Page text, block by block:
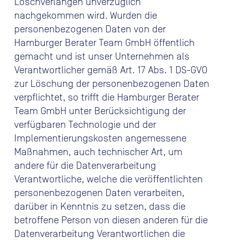
nachgekommen wird. Wurden die
personenbezogenen Daten von der
Hamburger Berater Team GmbH öffentlich
gemacht und ist unser Unternehmen als
Verantwortlicher gemäß Art. 17 Abs. 1 DS-GVO
zur Löschung der personenbezogenen Daten
verpflichtet, so trifft die Hamburger Berater
Team GmbH unter Berücksichtigung der
verfügbaren Technologie und der
Implementierungskosten angemessene
Maßnahmen, auch technischer Art, um
andere für die Datenverarbeitung
Verantwortliche, welche die veröffentlichten
personenbezogenen Daten verarbeiten,
darüber in Kenntnis zu setzen, dass die
betroffene Person von diesen anderen für die
Datenverarbeitung Verantwortlichen die